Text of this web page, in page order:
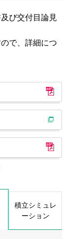
び交付目論見
で、詳細につ
積立シミュレ
ーション